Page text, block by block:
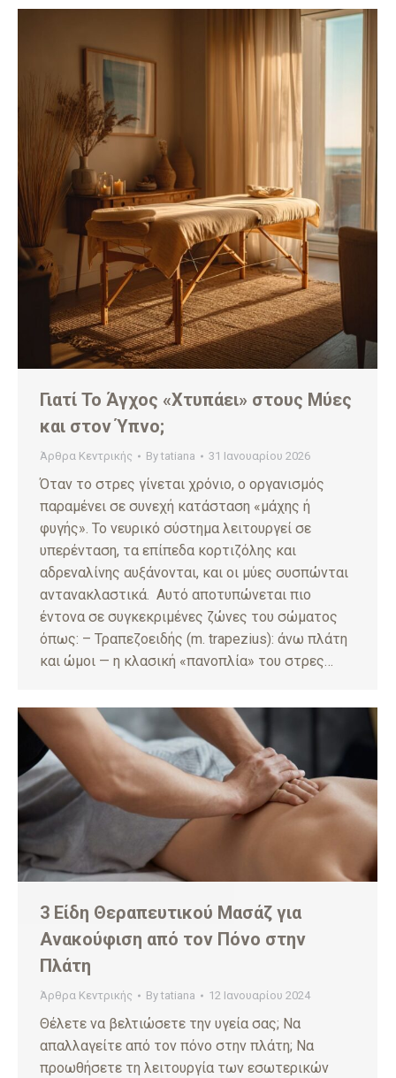
Γιατί Το Άγχος «Χτυπάει» στους Μύες
και στον Ύπνο;
Άρθρα Κεντρικής Bytatiana 31 Ιανουαρίου 2026
Όταν το στρες γίνεται χρόνιο, ο οργανισμός
παραμένει σε συνεχή κατάσταση «μάχης ή
φυγής». Το νευρικό σύστημα λειτουργεί σε
υπερένταση, τα επίπεδα κορτιζόλης και
αδρεναλίνης αυξάνονται, και οι μύες συσπώνται
αντανακλαστικά. Αυτό αποτυπώνεται πιο
έντονα σε συγκεκριμένες ζώνες του σώματος
όπως: – Τραπεζοειδής (m. trapezius): άνω πλάτη
και ώμοι — η κλασική «πανοπλία» του στρες…
3 Είδη Θεραπευτικού Μασάζ για
Ανακούφιση από τον Πόνο στην
Πλάτη
Άρθρα Κεντρικής Bytatiana 12 Ιανουαρίου 2024
Θέλετε να βελτιώσετε την υγεία σας; Να
απαλλαγείτε από τον πόνο στην πλάτη; Να
προωθήσετε τη λειτουργία των εσωτερικών